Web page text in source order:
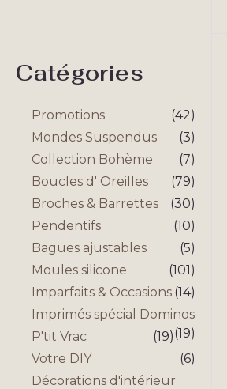
Catégories
Promotions
(42)
Mondes Suspendus
(3)
Collection Bohème
(7)
Boucles d' Oreilles
(79)
Broches & Barrettes
(30)
Pendentifs
(10)
Bagues ajustables
(5)
Moules silicone
(101)
Imparfaits & Occasions (14)
Imprimés spécial Dominos
(19)
P'tit Vrac
(19)
Votre DIY
(6)
Décorations d'intérieur